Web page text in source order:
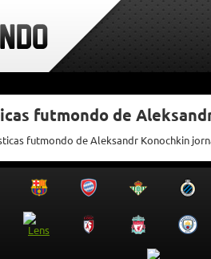
futmondo de
futmondo de Aleksandr Konochkin